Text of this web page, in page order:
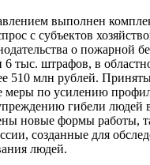
выполнен
с субъектов
о пожарной
тыс. штрафов, в
510 млн рублей.
меры по усилению
гибели людей
новые формы работы,
созданные для
людей.